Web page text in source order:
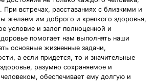
При встречах, расставаниях с близкими и
желаем им доброго и крепкого здоровья,
условие и залог полноценной и
помогает нам выполнять наши
основные жизненные задачи,
а если придется, то и значительные
разумно сохраняемое и
обеспечивает ему долгую и